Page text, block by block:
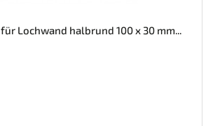
Lochwand halbrund 100 x 30 mm...